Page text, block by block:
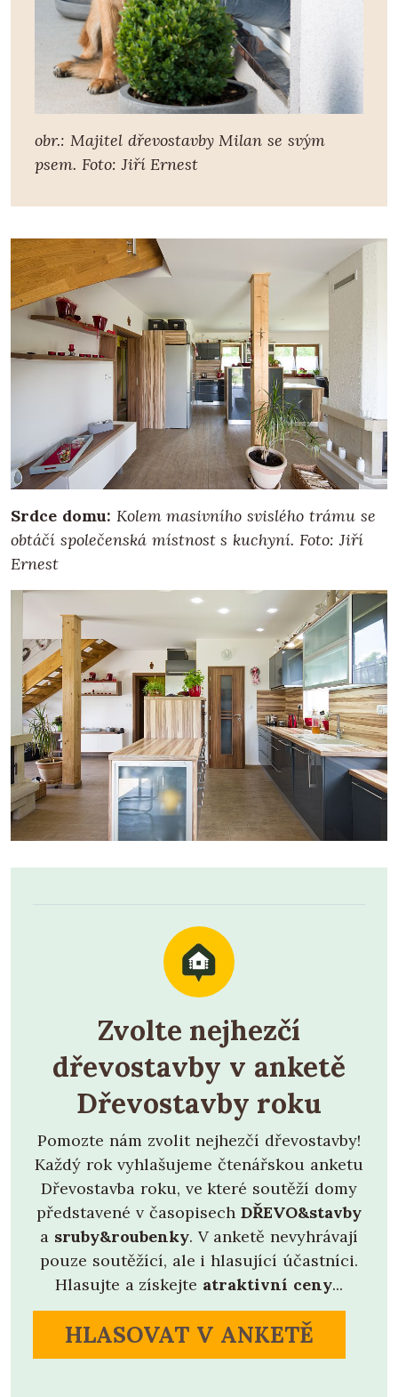
obr.: Majitel dřevostavby Milan se svým
psem. Foto: Jiří Ernest
Srdce domu: Kolem masivního svislého trámu se
obtáčí společenská místnost s kuchyní. Foto: Jiří
Ernest
Zvolte nejhezčí
dřevostavby v anketě
Dřevostavby roku
Pomozte nám zvolit nejhezčí dřevostavby!
Každý rok vyhlašujeme čtenářskou anketu
Dřevostavba roku, ve které soutěží domy
představené v časopisech DŘEVO&stavby
a sruby&roubenky. V anketě nevyhrávají
pouze soutěžící, ale i hlasující účastníci.
Hlasujte a získejte atraktivní ceny...
HLASOVAT V ANKETĚ